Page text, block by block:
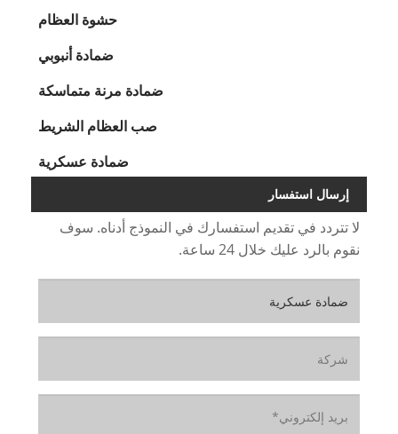
حشوة العظام
ضمادة أنبوبي
ضمادة مرنة متماسكة
صب العظام الشريط
ضمادة عسكرية
إرسال استفسار
لا تتردد في تقديم استفسارك في النموذج أدناه. سوف
نقوم بالرد عليك خلال 24 ساعة.